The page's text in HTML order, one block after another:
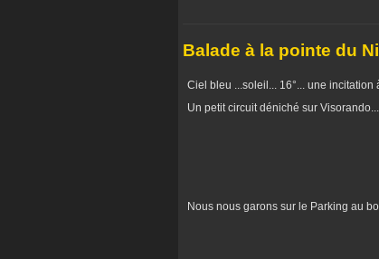
Balade à la pointe du
Ciel bleu ...soleil... 16°... une
Un petit circuit déniché sur
Nous nous garons sur le Parking au